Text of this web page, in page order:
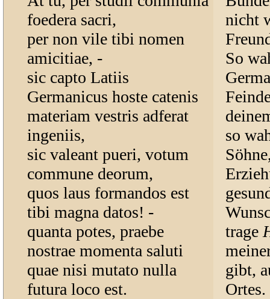
foedera sacri,
per non vile tibi nomen
amicitiae, -
sic capto Latiis
Germanicus hoste catenis
materiam vestris adferat
ingeniis,
sic valeant pueri, votum
commune deorum,
quos laus formandos est
tibi magna datos! -
quanta potes, praebe
nostrae momenta saluti
quae nisi mutato nulla
futura loco est.
nicht
So
so
trage
gibt,
Ortes.